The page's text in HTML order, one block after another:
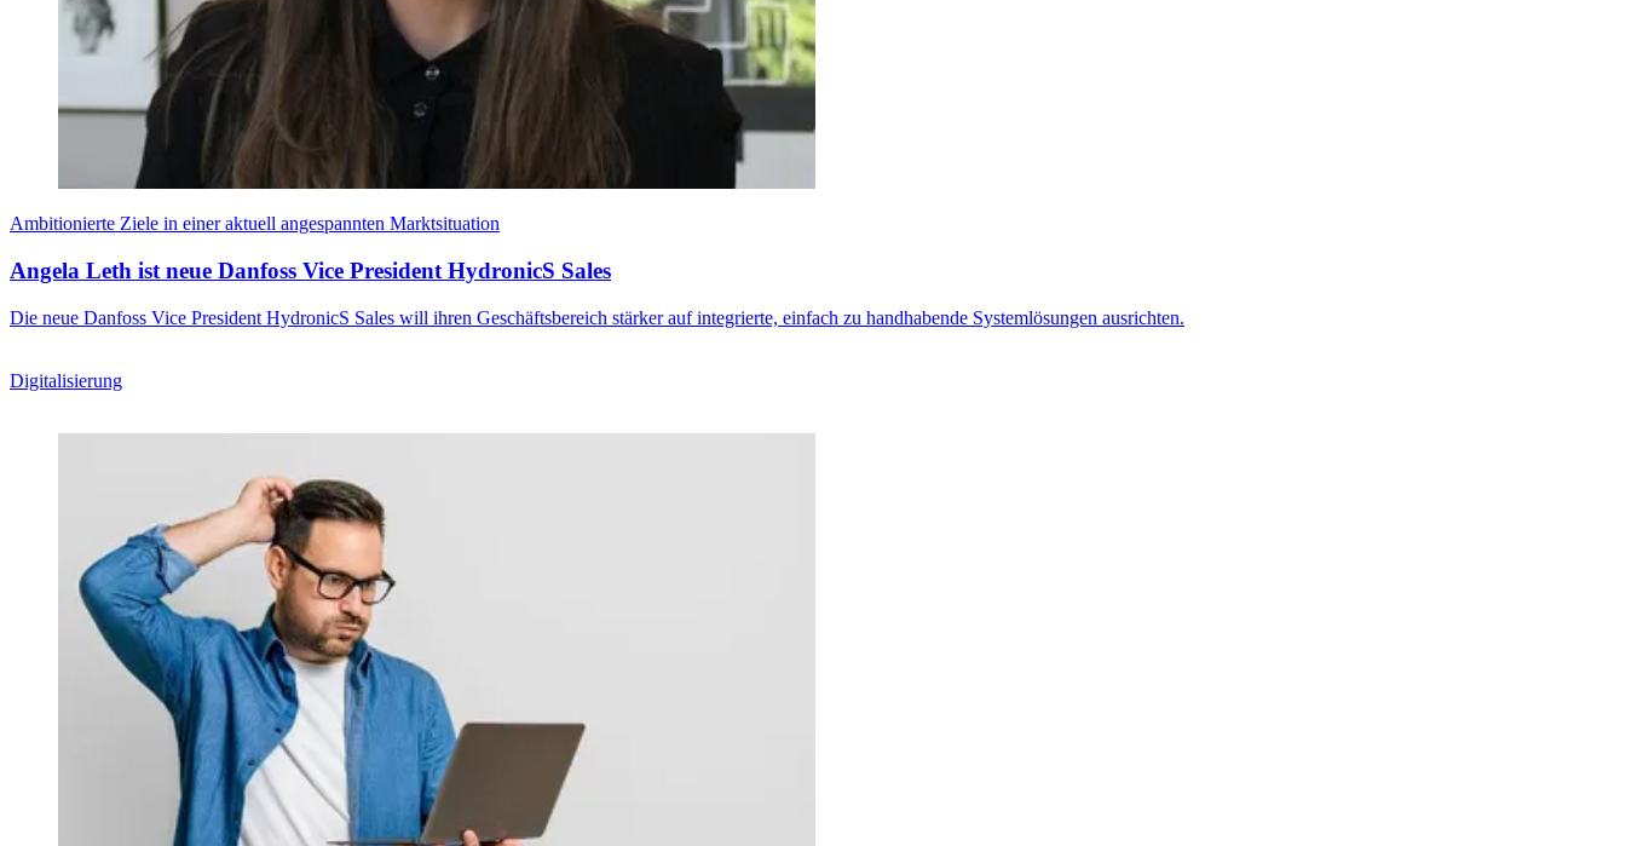
Ambitionierte Ziele in einer aktuell angespannten Marktsituation
Angela Leth ist neue Danfoss Vice President HydronicS Sales
Die neue Danfoss Vice President HydronicS Sales will ihren Geschäftsbereich stärker auf integrierte, einfach zu handhabende Systemlösungen ausrichten.
Digitalisierung